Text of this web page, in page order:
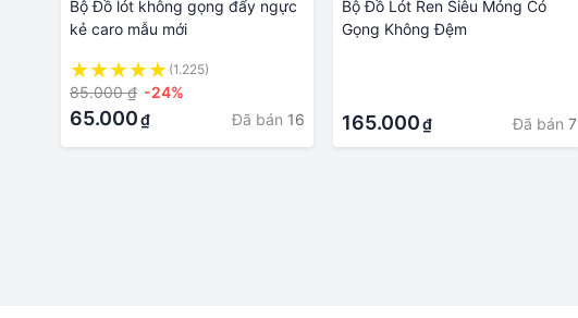
Bộ Đồ lót không gọng đẩy ngực
kẻ caro mẫu mới
(1.225)
85.000 ₫ -24%
65.000₫ Đã bán 16
Bộ Đồ Lót Ren Siêu Mỏng Có
Gọng Không Đệm
165.000₫ Đã bán 7